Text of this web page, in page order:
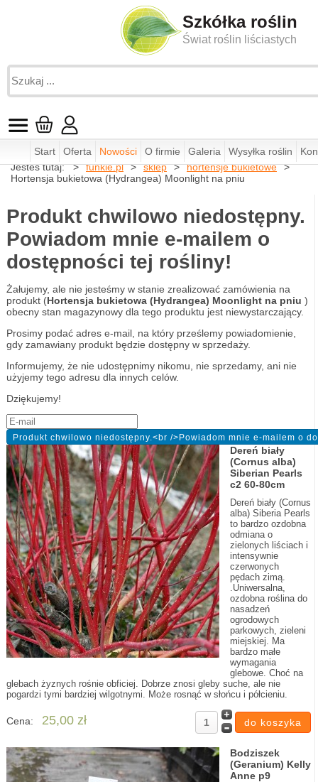
Szkółka roślin
Świat roślin liściastych
Start Oferta Nowości O firmie Galeria Wysyłka roślin
Jesteś tutaj:
funkie.pl sklep
hortensje bukietowe
Hortensja bukietowa (Hydrangea) Moonlight na pniu
Produkt chwilowo niedostępny.
Powiadom mnie e-mailem o
dostępności tej rośliny!
Żałujemy, ale nie jesteśmy w stanie zrealizować zamówienia na
produkt (Hortensja bukietowa (Hydrangea) Moonlight na pniu )
obecny stan magazynowy dla tego produktu jest niewystarczający.
Prosimy podać adres e-mail, na który prześlemy powiadomienie,
gdy zamawiany produkt będzie dostępny w sprzedaży.
Informujemy, że nie udostępnimy nikomu, nie sprzedamy, ani nie
użyjemy tego adresu dla innych celów.
Dziękujemy!
Dereń biały
(Cornus alba)
Siberian Pearls
c2 60-80cm
Dereń biały (Cornus
alba) Siberia Pearls
to bardzo ozdobna
odmiana o
zielonych liściach i
intensywnie
czerwonych
pędach zimą.
.Uniwersalna,
ozdobna roślina do
nasadzeń
ogrodowych
parkowych, zieleni
miejskiej. Ma
bardzo małe
wymagania
glebowe. Choć na
glebach żyznych rośnie obficiej. Dobrze znosi gleby suche, ale nie
pogardzi tymi bardziej wilgotnymi. Może rosnąć w słońcu i półcieniu.
Cena: 25,00 zł
Bodziszek
(Geranium) Kelly
Anne p9